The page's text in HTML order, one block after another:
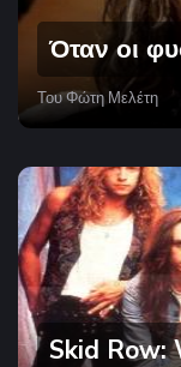
Όταν οι
ΤουΦώτη Μελέτη
Skid Row: